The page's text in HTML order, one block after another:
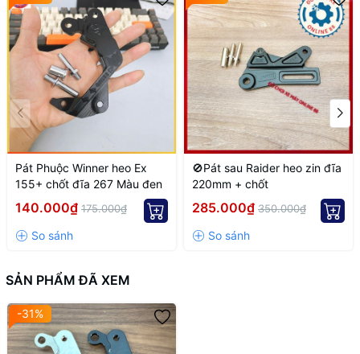
🔹 Nên kết hợpdây dầu tốt + bố thắng phù hợp
để đạt hiệu quả
tối đa
Pát Phuộc Winner heo Ex
155+ chốt đĩa 267 Màu đen
140.000₫ 175.000₫
🚫Pát sau Raider heo zin đĩa
220mm + chốt
285.000₫ 350.000₫
SẢN PHẨM ĐÃ XEM
-31%